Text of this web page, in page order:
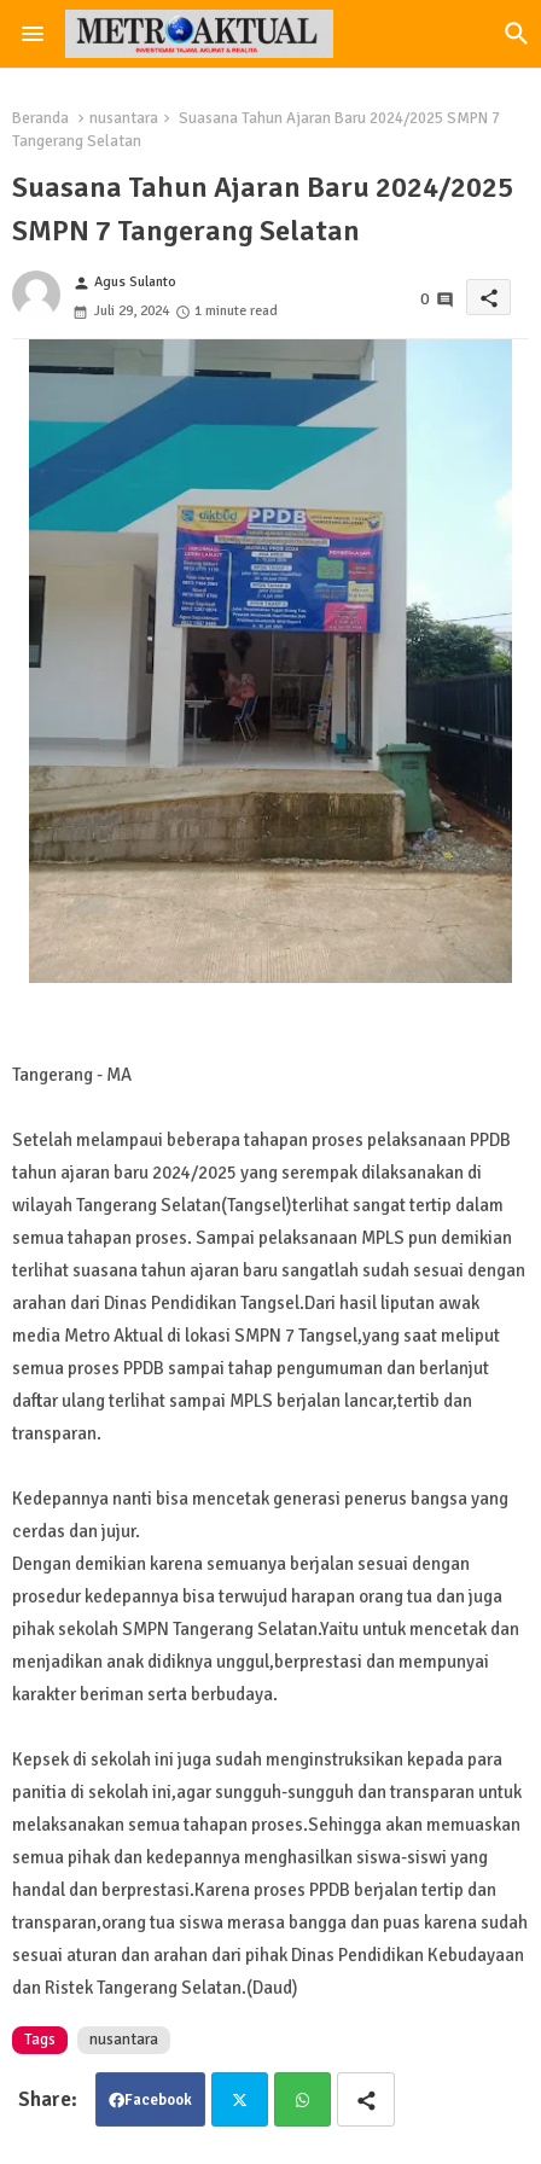
Beranda nusantara
Suasana Tahun Ajaran Baru 2024/2025 SMPN 7
Tangerang Selatan
Suasana Tahun Ajaran Baru 2024/2025
SMPN 7 Tangerang Selatan
person Agus Sulanto
Juli 29, 2024
1 minute read
0 share
Tangerang - MA
Setelah melampaui beberapa tahapan proses pelaksanaan PPDB
tahun ajaran baru 2024/2025 yang serempak dilaksanakan di
wilayah Tangerang Selatan(Tangsel)terlihat sangat tertip dalam
semua tahapan proses. Sampai pelaksanaan MPLS pun demikian
terlihat suasana tahun ajaran baru sangatlah sudah sesuai dengan
arahan dari Dinas Pendidikan Tangsel.Dari hasil liputan awak
media Metro Aktual di lokasi SMPN 7 Tangsel,yang saat meliput
semua proses PPDB sampai tahap pengumuman dan berlanjut
daftar ulang terlihat sampai MPLS berjalan lancar,tertib dan
transparan.
Kedepannya nanti bisa mencetak generasi penerus bangsa yang
cerdas dan jujur.
Dengan demikian karena semuanya berjalan sesuai dengan
prosedur kedepannya bisa terwujud harapan orang tua dan juga
pihak sekolah SMPN Tangerang Selatan.Yaitu untuk mencetak dan
menjadikan anak didiknya unggul,berprestasi dan mempunyai
karakter beriman serta berbudaya.
Kepsek di sekolah ini juga sudah menginstruksikan kepada para
panitia di sekolah ini,agar sungguh-sungguh dan transparan untuk
melaksanakan semua tahapan proses.Sehingga akan memuaskan
semua pihak dan kedepannya menghasilkan siswa-siswi yang
handal dan berprestasi.Karena proses PPDB berjalan tertip dan
transparan,orang tua siswa merasa bangga dan puas karena sudah
sesuai aturan dan arahan dari pihak Dinas Pendidikan Kebudayaan
dan Ristek Tangerang Selatan.(Daud)
Tags nusantara
Facebook